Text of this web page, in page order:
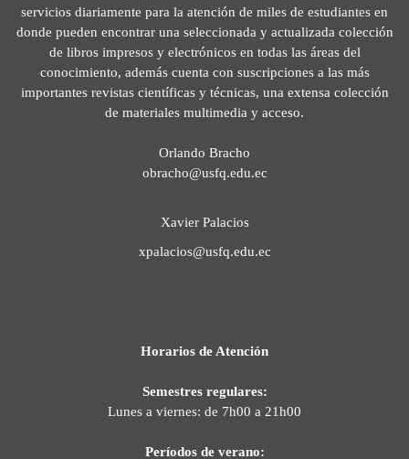
servicios diariamente para la atención de miles de estudiantes en
donde pueden encontrar una seleccionada y actualizada colección
de libros impresos y electrónicos en todas las áreas del
conocimiento, además cuenta con suscripciones a las más
importantes revistas científicas y técnicas, una extensa colección
de materiales multimedia y acceso.
Orlando Bracho
obracho@usfq.edu.ec
Xavier Palacios
xpalacios@usfq.edu.ec
Horarios de Atención
Semestres regulares:
Lunes a viernes: de 7h00 a 21h00
Períodos de verano: